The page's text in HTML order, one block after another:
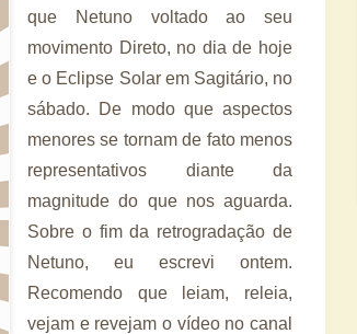
que Netuno voltado ao seu
movimento Direto, no dia de hoje
e o Eclipse Solar em Sagitário, no
sábado. De modo que aspectos
menores se tornam de fato menos
representativos diante da
magnitude do que nos aguarda.
Sobre o fim da retrogradação de
Netuno, eu escrevi ontem.
Recomendo que leiam, releia,
vejam e revejam o vídeo no canal